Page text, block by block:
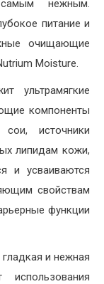
нежным.
питание и
очищающие
Moisture.
ультрамягкие
компоненты
источники
липидам кожи,
и усваиваются
свойствам
функции
и нежная